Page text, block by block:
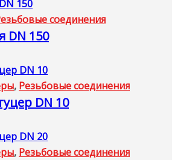
соединения
DN 150
, Резьбовые соединения
DN 10
, Резьбовые соединения